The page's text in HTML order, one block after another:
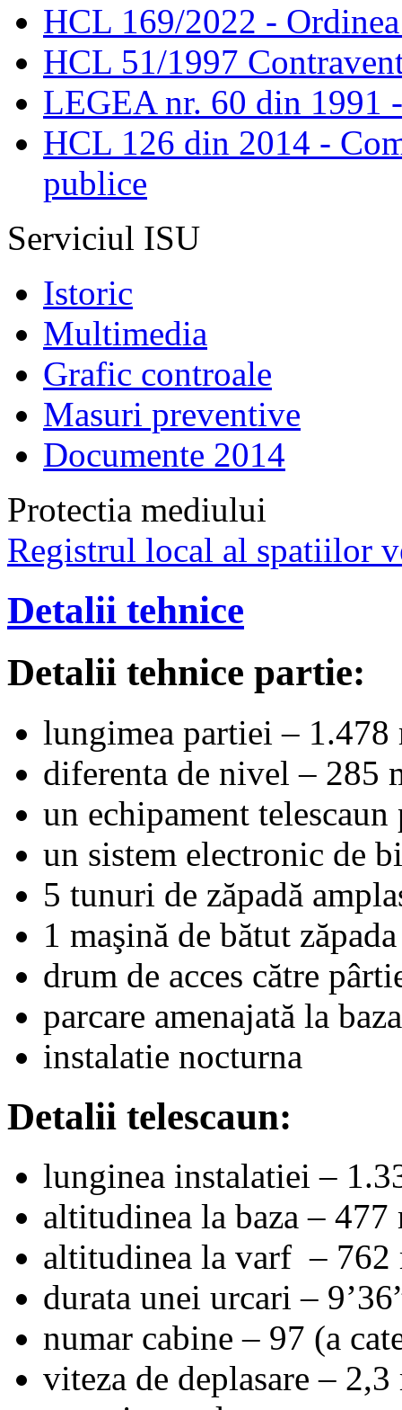
HCL 169/2022 -
HCL 51/1997
LEGEA nr. 60 din 1991
HCL 126 din 2014 -
publice
Serviciul ISU
Istoric
Multimedia
Grafic controale
Masuri preventive
Documente 2014
Protectia mediului
Registrul local al spatiilor
Detalii tehnice
Detalii tehnice partie:
lungimea partiei – 1.478
diferenta de nivel – 285
un echipament
un sistem electronic de
5 tunuri de zăpadă
1 maşină de bătut zăpada
drum de acces către
parcare amenajată la
instalatie nocturna
Detalii telescaun:
lunginea instalatiei –
altitudinea la baza – 477
altitudinea la varf – 762
durata unei urcari –
numar cabine – 97 (a
viteza de deplasare – 2,3